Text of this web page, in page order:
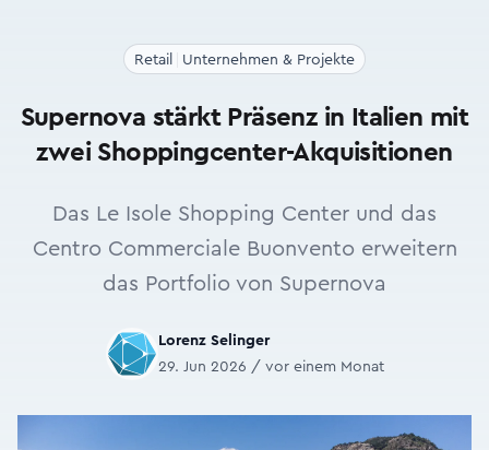
Retail Unternehmen & Projekte
Supernova stärkt Präsenz in Italien mit
zwei Shoppingcenter-Akquisitionen
Das Le Isole Shopping Center und das
Centro Commerciale Buonvento erweitern
das Portfolio von Supernova
Lorenz Selinger
29. Jun 2026 / vor einem Monat